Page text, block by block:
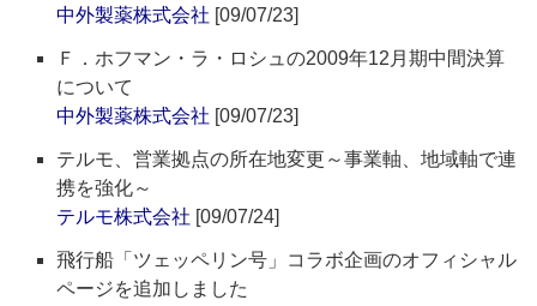
中外製薬株式会社 [09/07/23]
Ｆ．ホフマン・ラ・ロシュの2009年12月期中間決算
について
中外製薬株式会社 [09/07/23]
テルモ、営業拠点の所在地変更～事業軸、地域軸で連
携を強化～
テルモ株式会社 [09/07/24]
飛行船「ツェッペリン号」コラボ企画のオフィシャル
ページを追加しました